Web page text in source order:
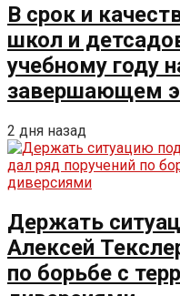
В срок и
школ и
учебному году
завершающем
2 дня назад
Держать
Алексей
по борьбе с